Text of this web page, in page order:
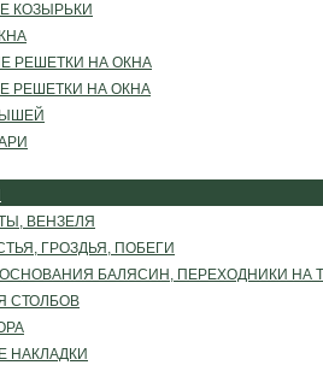
КОЗЫРЬКИ
РЕШЕТКИ НА ОКНА
РЕШЕТКИ НА ОКНА
ВЕНЗЕЛЯ
ГРОЗДЬЯ, ПОБЕГИ
БАЛЯСИН, ПЕРЕХОДНИКИ НА
СТОЛБОВ
НАКЛАДКИ